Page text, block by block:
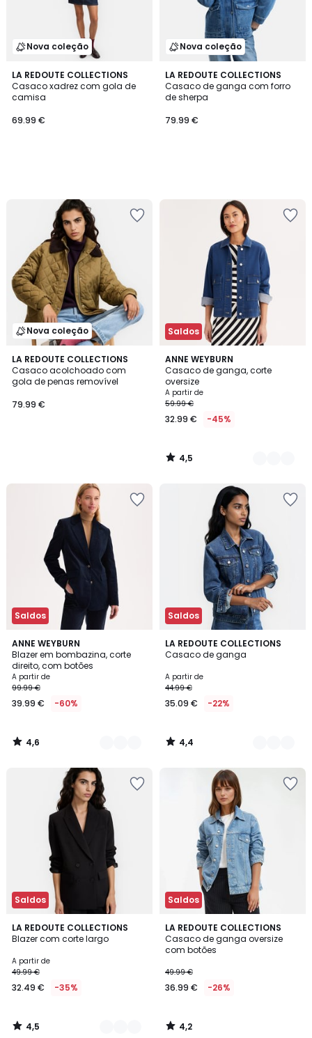
Nova coleção
LA REDOUTE COLLECTIONS
Casaco xadrez com gola de
camisa
69.99 €
Nova coleção
LA REDOUTE COLLECTIONS
Casaco de ganga com forro
de sherpa
79.99 €
Nova coleção
LA REDOUTE COLLECTIONS
Casaco acolchoado com
gola de penas removível
79.99 €
Saldos
ANNE WEYBURN
Casaco de ganga, corte
oversize
A partir de
59.99 €
32.99 € -45%
4,5
/ 5
2
Cores
4,5
/
Saldos
ANNE WEYBURN
Blazer em bombazina, corte
direito, com botões
A partir de
99.99 €
39.99 € -60%
4,6
/ 5
3
Cores
4,6
/
Saldos
LA REDOUTE COLLECTIONS
Casaco de ganga
A partir de
44.99 €
35.09 € -22%
4,4
/ 5
2
Cores
4,4
/
Saldos
LA REDOUTE COLLECTIONS
Blazer com corte largo
A partir de
49.99 €
32.49 € -35%
4,5
/ 5
4
Cores
4,5
/
Saldos
LA REDOUTE COLLECTIONS
Casaco de ganga oversize
com botões
49.99 €
36.99 € -26%
4,2
/ 5
4,2
/